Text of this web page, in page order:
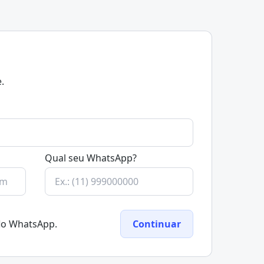
Qual seu WhatsApp?
WhatsApp. Continuar